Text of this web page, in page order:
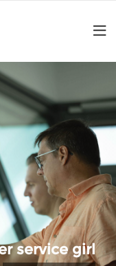
service girl